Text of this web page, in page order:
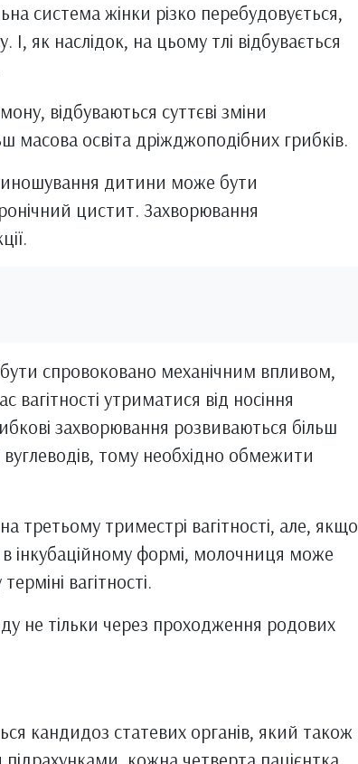
система жінки різко перебудовується,
як наслідок, на цьому тлі відбувається
відбуваються суттєві зміни
масова освіта дріжджоподібних грибків.
дитини може бути
цистит. Захворювання
спровоковано механічним впливом,
вагітності утриматися від носіння
захворювання розвиваються більш
тому необхідно обмежити
третьому триместрі вагітності, але, якщо
в інкубаційному формі, молочниця може
вагітності.
не тільки через проходження родових
кандидоз статевих органів, який також